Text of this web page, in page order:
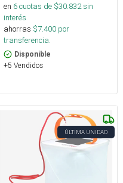
en 6cuotas de $30.832sin
interés
ahorras $7.400 por
transferencia.
Disponible
+5 Vendidos
ÚLTIMA UNIDAD